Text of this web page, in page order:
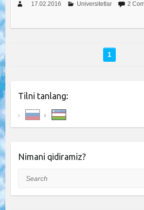
17.02.2016 Universitetlar 2
1
Tilni tanlang:
Nimani qidiramiz?
Search